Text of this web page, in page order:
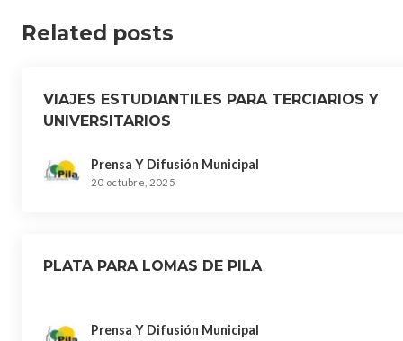
Related posts
VIAJES ESTUDIANTILES PARA TERCIARIOS Y
UNIVERSITARIOS
Prensa Y Difusión Municipal
20 octubre, 2025
PLATA PARA LOMAS DE PILA
Prensa Y Difusión Municipal